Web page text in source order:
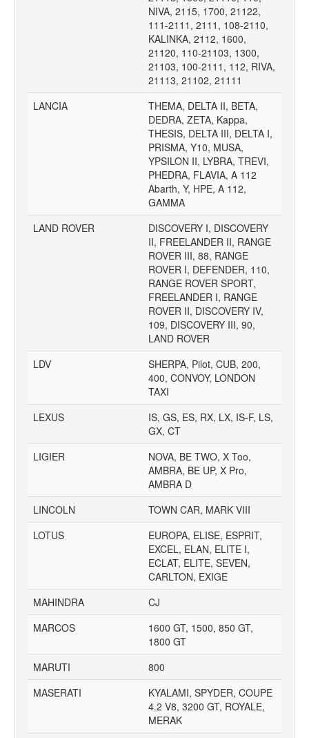
NIVA, 2115, 1700, 21122,
111-2111, 2111, 108-2110,
KALINKA, 2112, 1600,
21120, 110-21103, 1300,
21103, 100-2111, 112, RIVA,
21113, 21102, 21111
LANCIA
THEMA, DELTA II, BETA,
DEDRA, ZETA, Kappa,
THESIS, DELTA III, DELTA I,
PRISMA, Y10, MUSA,
YPSILON II, LYBRA, TREVI,
PHEDRA, FLAVIA, A 112
Abarth, Y, HPE, A 112,
GAMMA
LAND ROVER
DISCOVERY I, DISCOVERY
II, FREELANDER II, RANGE
ROVER III, 88, RANGE
ROVER I, DEFENDER, 110,
RANGE ROVER SPORT,
FREELANDER I, RANGE
ROVER II, DISCOVERY IV,
109, DISCOVERY III, 90,
LAND ROVER
LDV
SHERPA, Pilot, CUB, 200,
400, CONVOY, LONDON
TAXI
LEXUS
IS, GS, ES, RX, LX, IS-F, LS,
GX, CT
LIGIER
NOVA, BE TWO, X Too,
AMBRA, BE UP, X Pro,
AMBRA D
LINCOLN
TOWN CAR, MARK VIII
LOTUS
EUROPA, ELISE, ESPRIT,
EXCEL, ELAN, ELITE I,
ECLAT, ELITE, SEVEN,
CARLTON, EXIGE
MAHINDRA
CJ
MARCOS
1600 GT, 1500, 850 GT,
1800 GT
MARUTI
800
MASERATI
KYALAMI, SPYDER, COUPE
4.2 V8, 3200 GT, ROYALE,
MERAK